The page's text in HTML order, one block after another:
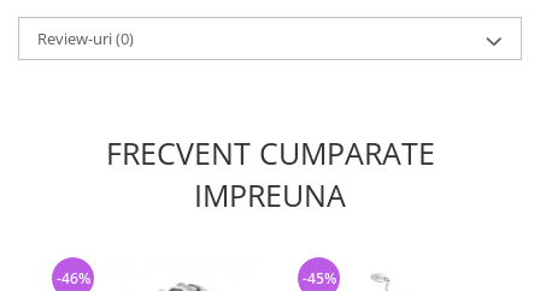
Review-uri(0)
FRECVENT CUMPARATE
IMPREUNA
-46% -45%